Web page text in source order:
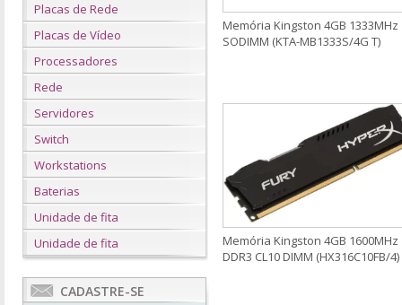
Placas de Rede
Placas de Vídeo
Processadores
Rede
Servidores
Switch
Workstations
Baterias
Unidade de fita
Unidade de fita
CADASTRE-SE
Memória Kingston 4GB 1333MHz
SODIMM (KTA-MB1333S/4G T)
Memória Kingston 4GB 1600MHz
DDR3 CL10 DIMM (HX316C10FB/4)